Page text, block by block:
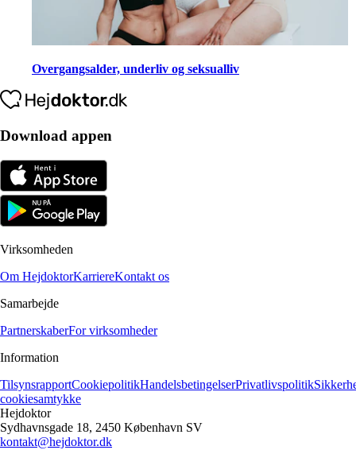
Overgangsalder, underliv og seksualliv
Download appen
Virksomheden
Om HejdoktorKarriereKontakt os
Samarbejde
PartnerskaberFor virksomheder
Information
TilsynsrapportCookiepolitikHandelsbetingelserPrivatlivspolitik
cookiesamtykke
Hejdoktor
Sydhavnsgade 18, 2450 København SV
kontakt@hejdoktor.dk